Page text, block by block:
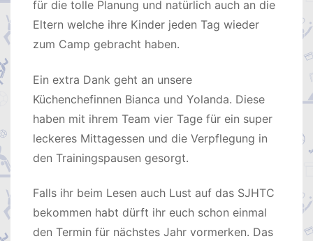
für die tolle Planung und natürlich auch an die
Eltern welche ihre Kinder jeden Tag wieder
zum Camp gebracht haben.
Ein extra Dank geht an unsere
Küchenchefinnen Bianca und Yolanda. Diese
haben mit ihrem Team vier Tage für ein super
leckeres Mittagessen und die Verpflegung in
den Trainingspausen gesorgt.
Falls ihr beim Lesen auch Lust auf das SJHTC
bekommen habt dürft ihr euch schon einmal
den Termin für nächstes Jahr vormerken. Das